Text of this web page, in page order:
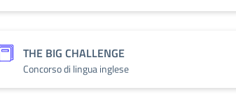
THE BIG CHALLENGE
Concorso di lingua inglese